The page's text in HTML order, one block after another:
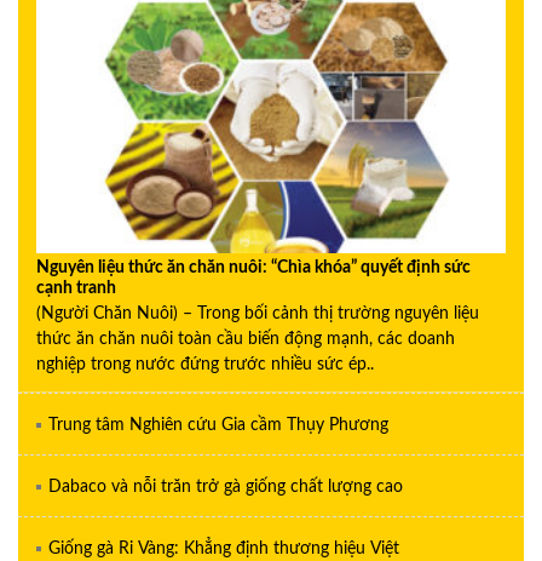
Nguyên liệu thức ăn chăn nuôi: “Chìa khóa” quyết định sức
cạnh tranh
(Người Chăn Nuôi) – Trong bối cảnh thị trường nguyên liệu
thức ăn chăn nuôi toàn cầu biến động mạnh, các doanh
nghiệp trong nước đứng trước nhiều sức ép..
Trung tâm Nghiên cứu Gia cầm Thụy Phương
Dabaco và nỗi trăn trở gà giống chất lượng cao
Giống gà Ri Vàng: Khẳng định thương hiệu Việt